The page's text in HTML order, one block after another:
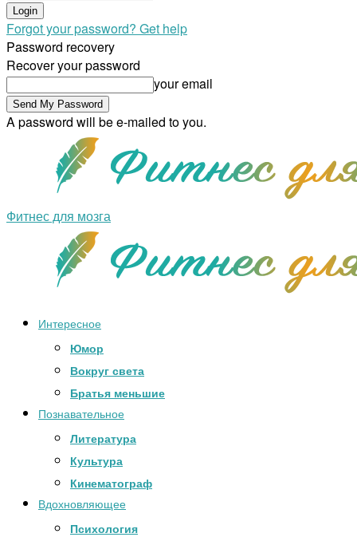
Forgot your password? Get help
Password recovery
Recover your password
your email
A password will be e-mailed to you.
Фитнес для мозга
Интересное
Юмор
Вокруг света
Братья меньшие
Познавательное
Литература
Культура
Кинематограф
Вдохновляющее
Психология